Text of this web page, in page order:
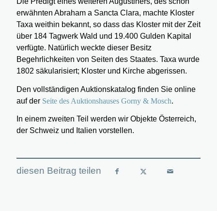
erwähnten Abraham a Sancta Clara, machte Kloster
Taxa weithin bekannt, so dass das Kloster mit der Zeit
über 184 Tagwerk Wald und 19.400 Gulden Kapital
verfügte. Natürlich weckte dieser Besitz
Begehrlichkeiten von Seiten des Staates. Taxa wurde
1802 säkularisiert; Kloster und Kirche abgerissen.
Den vollständigen Auktionskatalog finden Sie online
auf der Seite des Auktionshauses Gorny & Mosch.
In einem zweiten Teil werden wir Objekte Österreich,
der Schweiz und Italien vorstellen.